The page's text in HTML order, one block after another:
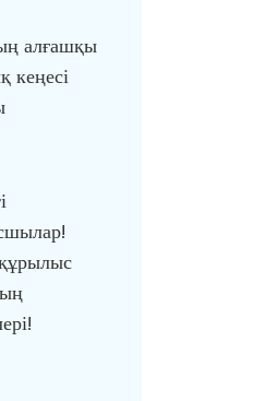
алғашқы
кеңесі